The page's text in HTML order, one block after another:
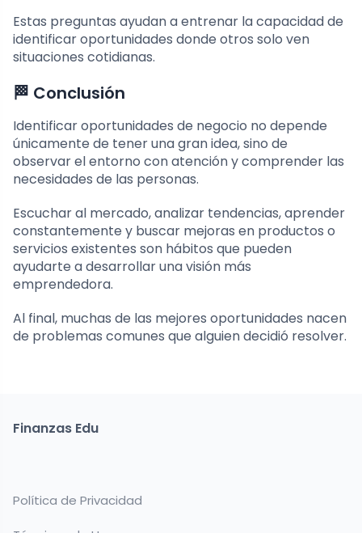
Estas preguntas ayudan a entrenar la capacidad de
identificar oportunidades donde otros solo ven
situaciones cotidianas.
🏁 Conclusión
Identificar oportunidades de negocio no depende
únicamente de tener una gran idea, sino de
observar el entorno con atención y comprender las
necesidades de las personas.
Escuchar al mercado, analizar tendencias, aprender
constantemente y buscar mejoras en productos o
servicios existentes son hábitos que pueden
ayudarte a desarrollar una visión más
emprendedora.
Al final, muchas de las mejores oportunidades nacen
de problemas comunes que alguien decidió resolver.
Finanzas Edu
Política de Privacidad